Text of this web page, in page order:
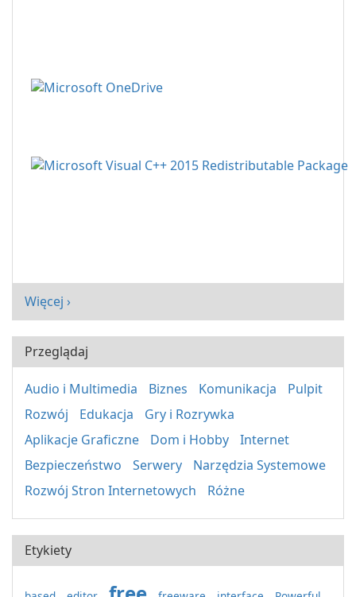
Więcej ›
Przeglądaj
Audio i Multimedia Biznes Komunikacja
Pulpit
Rozwój
Edukacja
Gry i Rozrywka
Aplikacje Graficzne
Dom i Hobby
Internet
Bezpieczeństwo
Serwery
Narzędzia Systemowe
Rozwój Stron Internetowych
Różne
Etykiety